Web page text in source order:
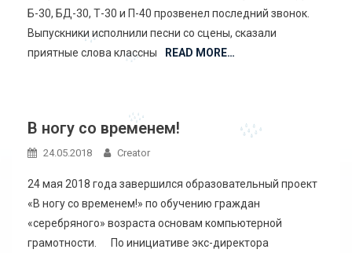
Б-30, БД-30, Т-30 и П-40 прозвенел последний звонок.
Выпускники исполнили песни со сцены, сказали
приятные слова классны
READ MORE…
В ногу со временем!
24.05.2018 Creator
24 мая 2018 года завершился образовательный проект
«В ногу со временем!» по обучению граждан
«серебряного» возраста основам компьютерной
грамотности. По инициативе экс-директора